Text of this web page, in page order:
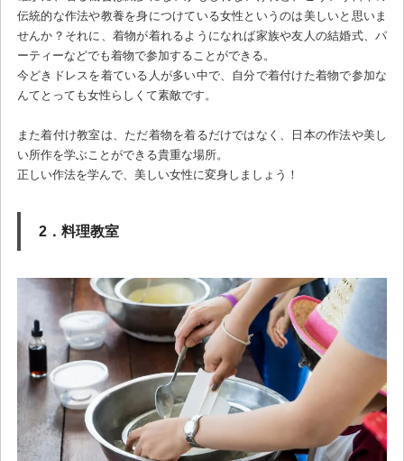
伝統的な作法や教養を身につけている女性というのは美しいと思いま
せんか？それに、着物が着れるようになれば家族や友人の結婚式、パ
ーティーなどでも着物で参加することができる。
今どきドレスを着ている人が多い中で、自分で着付けた着物で参加な
んてとっても女性らしくて素敵です。
また着付け教室は、ただ着物を着るだけではなく、日本の作法や美し
い所作を学ぶことができる貴重な場所。
正しい作法を学んで、美しい女性に変身しましょう！
2．料理教室